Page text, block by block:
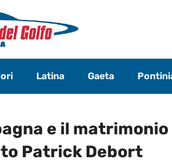
Latina Gaeta
e il
Patrick Debort